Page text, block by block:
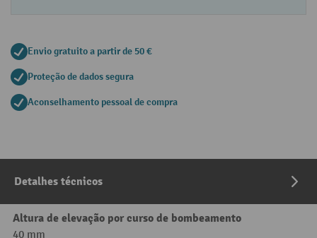
Envio gratuito a partir de 50 €
Proteção de dados segura
Aconselhamento pessoal de compra
Detalhes técnicos
Altura de elevação por curso de bombeamento
40 mm